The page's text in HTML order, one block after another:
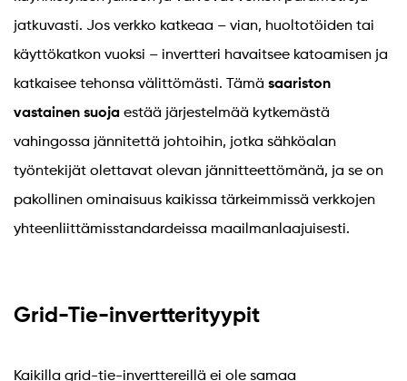
jatkuvasti. Jos verkko katkeaa – vian, huoltotöiden tai
käyttökatkon vuoksi – invertteri havaitsee katoamisen ja
katkaisee tehonsa välittömästi. Tämä saariston
vastainen suoja estää järjestelmää kytkemästä
vahingossa jännitettä johtoihin, jotka sähköalan
työntekijät olettavat olevan jännitteettömänä, ja se on
pakollinen ominaisuus kaikissa tärkeimmissä verkkojen
yhteenliittämisstandardeissa maailmanlaajuisesti.
Grid-Tie-invertterityypit
Kaikilla grid-tie-inverttereillä ei ole samaa